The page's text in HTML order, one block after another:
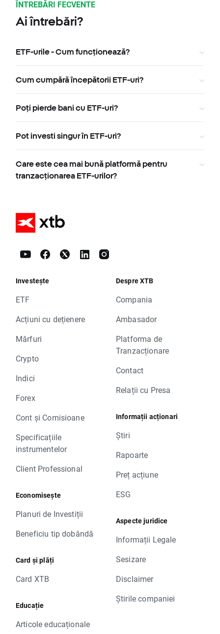
ÎNTREBĂRI FECVENTE
Ai întrebări?
ETF-urile - Cum funcționează?
Cum cumpără începătorii ETF-uri?
Poți pierde bani cu ETF-uri?
Pot investi singur în ETF-uri?
Care este cea mai bună platformă pentru
tranzacționarea ETF-urilor?
Investește
ETF
Acțiuni cu dețienere
Mărfuri
Crypto
Indici
Forex
Cont și Comisioane
Specificațiile
instrumentelor
Client Professional
Economisește
Planuri de Investiții
Beneficiu tip dobândă
Card și plăți
Card XTB
Educație
Articole educaționale
Despre XTB
Compania
Ambasador
Platforma de
Tranzacționare
Contact
Relații cu Presa
Informații acționari
Știri
Rapoarte
Preț acțiune
ESG
Aspecte juridice
Informații Legale
Sesizare
Disclaimer
Știrile companiei